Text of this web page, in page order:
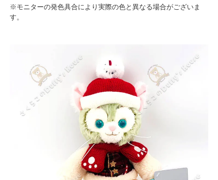
※モニターの発色具合により実際の色と異なる場合がございま
す。